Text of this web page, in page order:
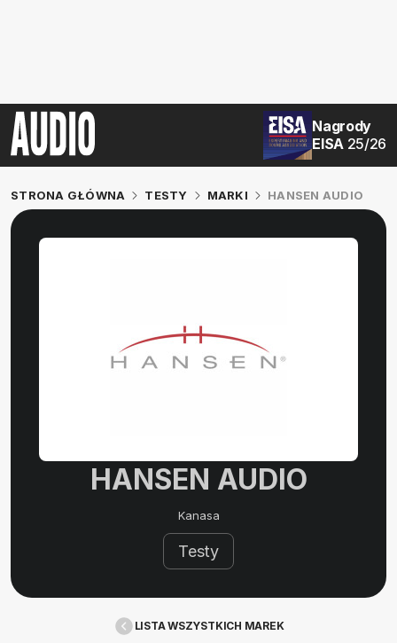
Nagrody
EISA 25/26
STRONA GŁÓWNA TESTY MARKI HANSEN AUDIO
HANSEN AUDIO
Kanasa
Testy
LISTA WSZYSTKICH MAREK